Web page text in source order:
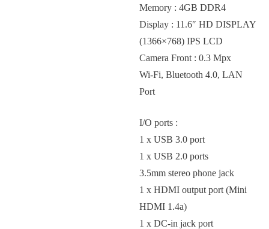
Memory : 4GB DDR4
Display : 11.6″ HD DISPLAY
(1366×768) IPS LCD
Camera Front : 0.3 Mpx
Wi-Fi, Bluetooth 4.0, LAN
Port
I/O ports :
1 x USB 3.0 port
1 x USB 2.0 ports
3.5mm stereo phone jack
1 x HDMI output port (Mini
HDMI 1.4a)
1 x DC-in jack port